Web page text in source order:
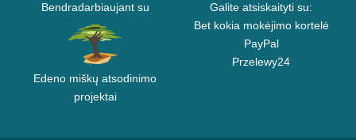
Bendradarbiaujant su
Edeno miškų atsodinimo
projektai
Galite atsiskaityti su:
Bet kokia mokėjimo kortelė
PayPal
Przelewy24